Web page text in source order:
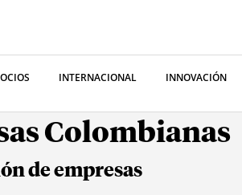
INTERNACIONAL INNOVACIÓN
Colombianas
de empresas